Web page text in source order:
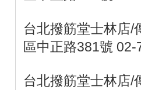
台北撥筋堂士林店/
區中正路381號
台北撥筋堂士林店/